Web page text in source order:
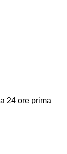
24 ore prima